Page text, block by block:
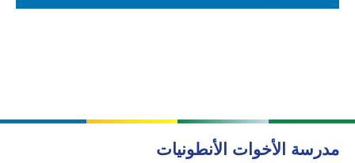
مدرسة الأخوات الأنطونيات